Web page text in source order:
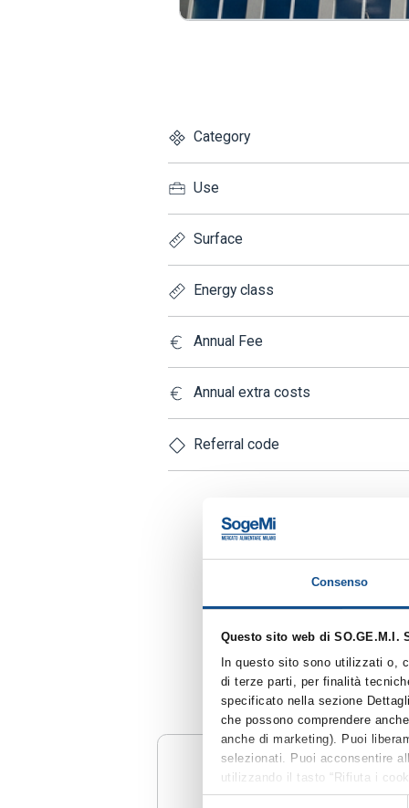
Consenso
Questo sito web di SO.GE.M.I.
In questo sito sono utilizzati o,
di terze parti, per finalità
specificato nella sezione
che possono comprendere
anche di marketing). Puoi
selezionati. Puoi acconsentire
utilizzando il tasto “Rifiuta i
solamente i cookie tecnici. Per
Category
Use
Surface
Energy class
Annual Fee
Annual extra costs
Referral code